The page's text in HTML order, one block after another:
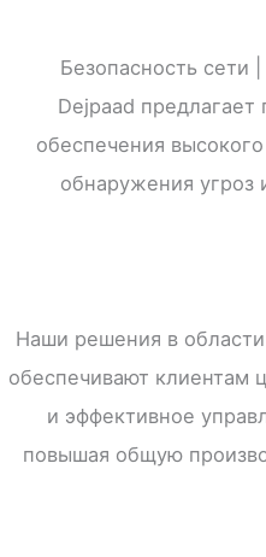
Безопасность сети
Dejpaad
обеспечения
обнаружения угроз
Наши решения в
обеспечивают клиентам
и эффективное
повышая общую